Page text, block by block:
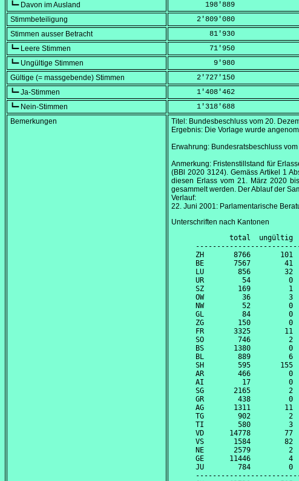
┗━ Davon im Ausland
        198'889
Stimmbeteiligung
      2'809'080
Stimmen ausser Betracht
         81'930
┗━ Leere Stimmen
         71'950
┗━ Ungültige Stimmen
          9'980
Gültige (= massgebende) Stimmen
      2'727'150
┗━ Ja-Stimmen
      1'408'462
┗━ Nein-Stimmen
      1'318'688
Bemerkungen
Titel: Bundesbeschluss vom 20.
Ergebnis: Die Vorlage wurde
Erwahrung: Bundesratsbeschluss vom
Anmerkung: Fristenstillstand für
(BBl 2020 3124). Gemäss Artikel 1
diesen Erlass vom 21. März 2020
gesammelt werden. Der Ablauf der
Verlauf:
22. Juni 2001: Parlamentarische
Unterschriften nach Kantonen
total  ungültig
ZH       8766       101
BE       7567        41
LU        856        32
UR         54         0
SZ        169         1
OW         36         3
NW         52         0
GL         84         0
ZG        150         0
FR       3325        11
SO        746         2
BS       1380         0
BL        889         6
SH        595       155
AR        466         0
AI         17         0
SG       2165         2
GR        438         0
AG       1311        11
TG        902         2
TI        580         3
VD      14778        77
VS       1584        82
NE       2579         2
GE      11446         4
JU        784         0